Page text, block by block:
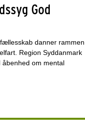
God
danner rammen
Region Syddanmark
åbenhed om mental